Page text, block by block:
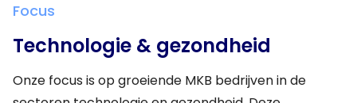
Focus
Technologie & gezondheid
Onze focus is op groeiende MKB bedrijven in de